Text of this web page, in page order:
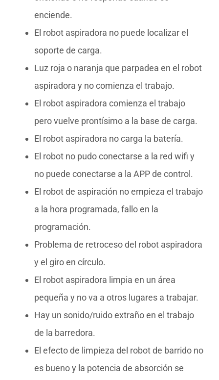
enciende.
El robot aspiradora no puede localizar el
soporte de carga.
Luz roja o naranja que parpadea en el robot
aspiradora y no comienza el trabajo.
El robot aspiradora comienza el trabajo
pero vuelve prontísimo a la base de carga.
El robot aspiradora no carga la batería.
El robot no pudo conectarse a la red wifi y
no puede conectarse a la APP de control.
El robot de aspiración no empieza el trabajo
a la hora programada, fallo en la
programación.
Problema de retroceso del robot aspiradora
y el giro en círculo.
El robot aspiradora limpia en un área
pequeña y no va a otros lugares a trabajar.
Hay un sonido/ruido extraño en el trabajo
de la barredora.
El efecto de limpieza del robot de barrido no
es bueno y la potencia de absorción se